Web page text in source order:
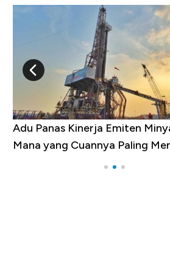
Emiten Minyak RI,
Cuannya Paling Menyala?
10